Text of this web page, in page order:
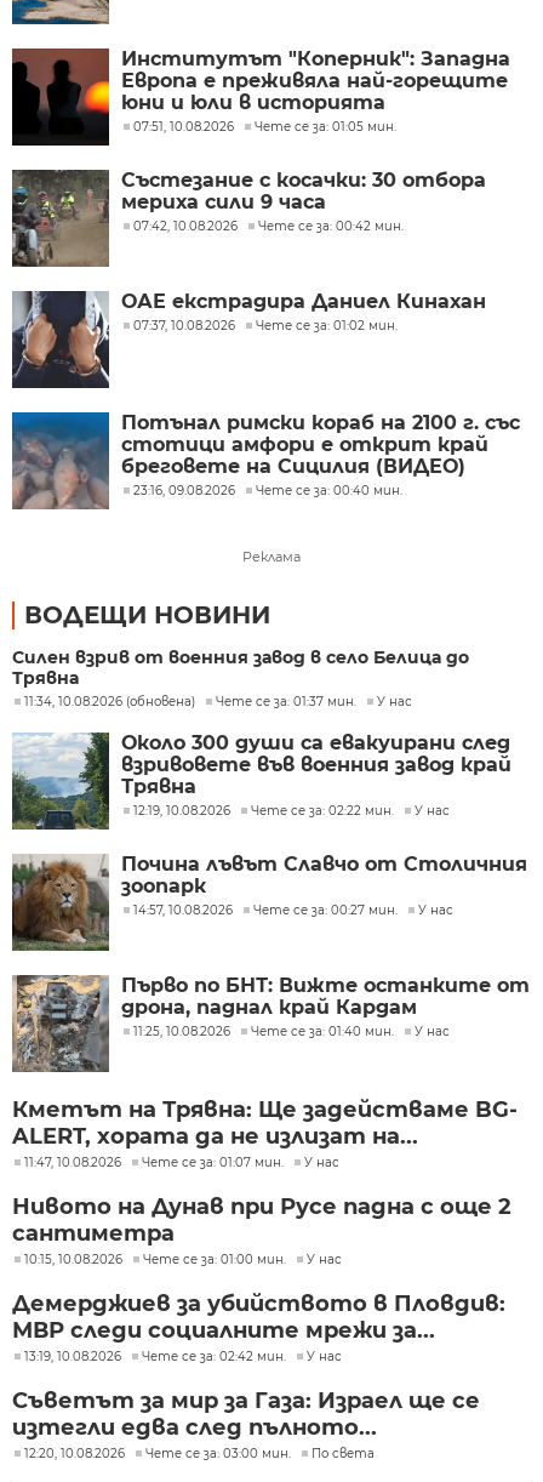
Институтът "Коперник": Западна
Европа е преживяла най-горещите
юни и юли в историята
07:51, 10.08.2026 Чете се за: 01:05 мин.
Състезание с косачки: 30 отбора
мериха сили 9 часа
07:42, 10.08.2026 Чете се за: 00:42 мин.
ОАЕ екстрадира Даниел Кинахан
07:37, 10.08.2026 Чете се за: 01:02 мин.
Потънал римски кораб на 2100 г. със
стотици амфори е открит край
бреговете на Сицилия (ВИДЕО)
23:16, 09.08.2026 Чете се за: 00:40 мин.
Реклама
ВОДЕЩИ НОВИНИ
Силен взрив от военния завод в село Белица до
Трявна
11:34, 10.08.2026 (обновена) Чете се за: 01:37 мин. У нас
Около 300 души са евакуирани след
взривовете във военния завод край
Трявна
12:19, 10.08.2026 Чете се за: 02:22 мин. У нас
Почина лъвът Славчо от Столичния
зоопарк
14:57, 10.08.2026 Чете се за: 00:27 мин. У нас
Първо по БНТ: Вижте останките от
дрона, паднал край Кардам
11:25, 10.08.2026 Чете се за: 01:40 мин. У нас
Кметът на Трявна: Ще задействаме BG-
ALERT, хората да не излизат на...
11:47, 10.08.2026 Чете се за: 01:07 мин. У нас
Нивото на Дунав при Русе падна с още 2
сантиметра
10:15, 10.08.2026 Чете се за: 01:00 мин. У нас
Демерджиев за убийството в Пловдив:
МВР следи социалните мрежи за...
13:19, 10.08.2026 Чете се за: 02:42 мин. У нас
Съветът за мир за Газа: Израел ще се
изтегли едва след пълното...
12:20, 10.08.2026 Чете се за: 03:00 мин. По света